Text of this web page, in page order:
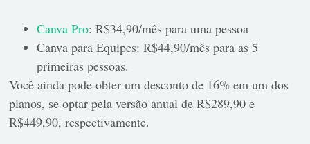
Canva Pro: R$34,90/mês para uma pessoa
Canva para Equipes: R$44,90/mês para as 5
primeiras pessoas.
Você ainda pode obter um desconto de 16% em um dos
planos, se optar pela versão anual de R$289,90 e
R$449,90, respectivamente.